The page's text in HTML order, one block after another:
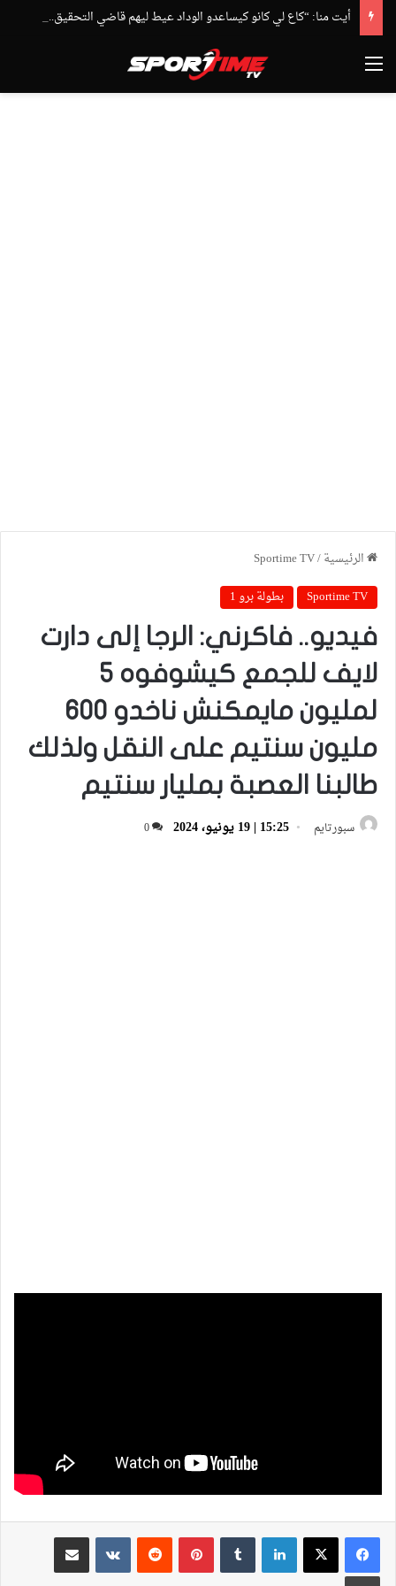
القائمة
الرئيسية/
Sportime TV
Sportime TV
بطولة برو 1
فيديو.. فاكرني: الرجا إلى دارت
لايف للجمع كيشوفوه 5
لمليون مايمكنش ناخدو 600
مليون سنتيم على النقل ولذلك
طالبنا العصبة بمليار سنتيم
سبورتايم 15:25 | 19 يونيو، 2024 0
لينكدإن بينتيريست
مشاركة عبر البريد
طباعة